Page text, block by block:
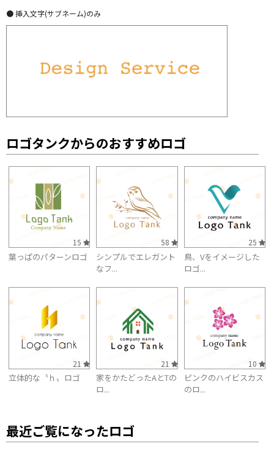
● 挿入文字(サブネーム)のみ
ロゴタンクからのおすすめロゴ
15
葉っぱのパターンロゴ
58
シンプルでエレガント
なフ...
25
鳥、Vをイメージした
ロゴ...
21
立体的な〝ｈ〟ロゴ
21
家をかたどったAとTの
ロ...
10
ピンクのハイビスカス
のロ...
最近ご覧になったロゴ